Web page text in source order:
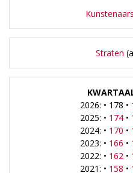
Kunstenaars
Straten
2026: • 178 •
2025: • 174•
2024: • 170 •
2023: • 166 •
2022: • 162 •
2021: • 158 •